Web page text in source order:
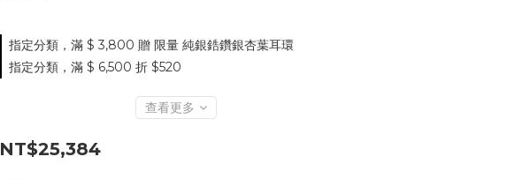
指定分類，滿 $ 3,800 贈 限量 純銀鋯鑽銀杏葉耳環
指定分類，滿 $ 6,500 折 $520
查看更多
NT$25,384